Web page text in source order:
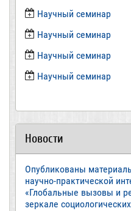
​Научный семинар
​Научный семинар
Научный семинар
​Научный семинар
Новости
Опубликованы
научно-практической
«Глобальные вызовы и
зеркале